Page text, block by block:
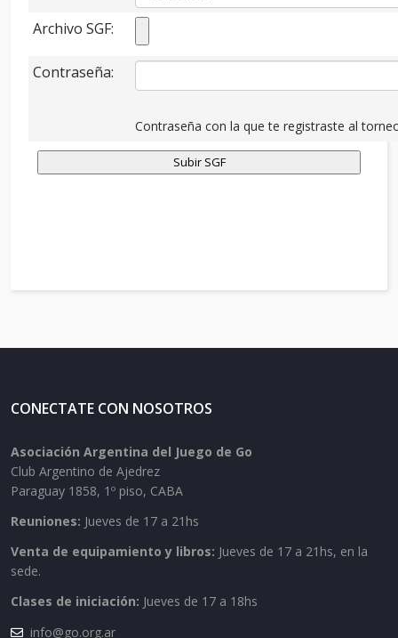
Archivo SGF:
Contraseña:
Contraseña con la que te registraste al
CONECTATE CON NOSOTROS
Asociación Argentina del Juego de Go
Club Argentino de Ajedrez
Paraguay 1858, 1º piso, CABA
Reuniones: Jueves de 17 a 21hs
Venta de equipamiento y libros: Jueves de 17 a 21hs, en la
sede.
Clases de iniciación: Jueves de 17 a 18hs
info@go.org.ar